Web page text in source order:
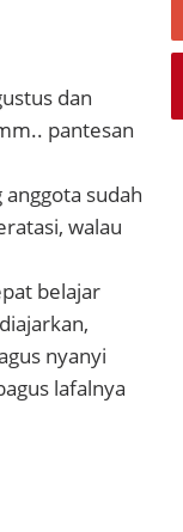
dan
pantesan
anggota sudah
walau
belajar
nyanyi
lafalnya